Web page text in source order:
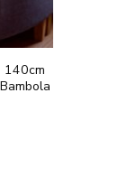
140cm